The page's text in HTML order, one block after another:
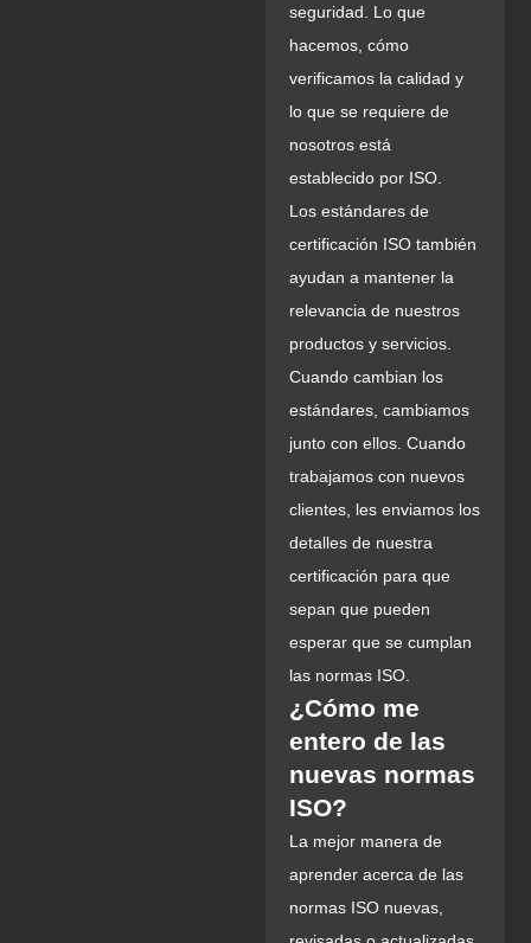
seguridad. Lo que
hacemos, cómo
verificamos la calidad y
lo que se requiere de
nosotros está
establecido por ISO.
Los estándares de
certificación ISO también
ayudan a mantener la
relevancia de nuestros
productos y servicios.
Cuando cambian los
estándares, cambiamos
junto con ellos. Cuando
trabajamos con nuevos
clientes, les enviamos los
detalles de nuestra
certificación para que
sepan que pueden
esperar que se cumplan
las normas ISO.
¿Cómo me
entero de las
nuevas normas
ISO?
La mejor manera de
aprender acerca de las
normas ISO nuevas,